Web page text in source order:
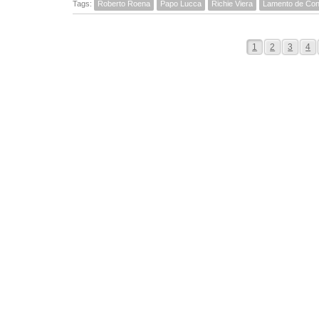
Tags: Roberto Roena Papo Lucca Richie Viera Lamento de
1 2 3 4